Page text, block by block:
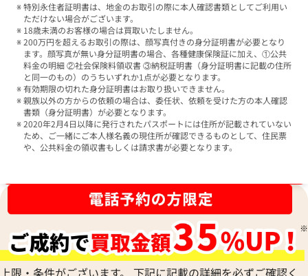
特別永住者証明書は、地金のお取引の際に本人確認書類としてご利用い
ただけない場合がございます。
18歳未満のお客様の場合は買取いたしません。
200万円を超えるお取引の際は、顔写真付きの身分証明書が必要となり
ます。顔写真が無い身分証明書の場合、各種健康保険証に加え、①公共
料金の明細 ②社会保険料領収書 ③納税証明書（身分証明書に記載の住所
と同一のもの）のうちいずれか1点が必要となります。
有効期限の切れた身分証明書はお取り扱いできません。
親族以外の方からの依頼の場合は、委任状、依頼を受けた方の本人確認
書類（身分証明書）が必要となります。
2020年2月4日以降に発行されたパスポートには住所が記載されていない
ため、ご一緒にご本人様名義の現住所が確認できるものとして、住民票
や、公共料金の領収書もしくは請求書が必要となります。
上限・条件がございます。 下記に記載の詳細を必ずご確認く